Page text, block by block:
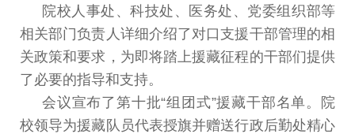
院校人事处 、科技处 、 医务处 、 党委组织部等
相关部门负责人详细介绍了对口支援干部管理的相
关政策和要求 ， 为即将踏上援藏征程的干部们提供
了必要的指导和支持。
会议宣布了第十批“组团式”援藏干部名单。
院
校领导为援藏队员代表授旗并赠送行政后勤处精心